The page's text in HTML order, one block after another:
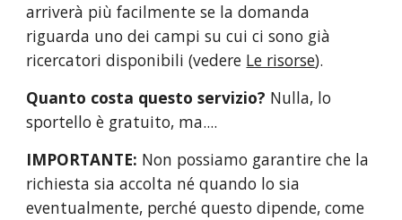
arriverà più facilmente se la domanda
riguarda uno dei campi su cui ci sono già
ricercatori disponibili (vedere Le risorse).
Quanto costa questo servizio? Nulla, lo
sportello è gratuito, ma....
IMPORTANTE: Non possiamo garantire che la
richiesta sia accolta né quando lo sia
eventualmente, perché questo dipende, come